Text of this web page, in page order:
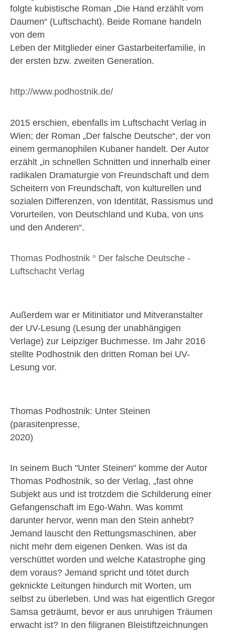
folgte kubistische Roman „Die Hand erzählt vom
Daumen“ (Luftschacht). Beide Romane handeln
von dem
Leben der Mitglieder einer Gastarbeiterfamilie, in
der ersten bzw. zweiten Generation.
http://www.podhostnik.de/
2015 erschien, ebenfalls im Luftschacht Verlag in
Wien; der Roman „Der falsche Deutsche“, der von
einem germanophilen Kubaner handelt. Der Autor
erzählt „in schnellen Schnitten und innerhalb einer
radikalen Dramaturgie von Freundschaft und dem
Scheitern von Freundschaft, von kulturellen und
sozialen Differenzen, von Identität, Rassismus und
Vorurteilen, von Deutschland und Kuba, von uns
und den Anderen“.
Thomas Podhostnik ° Der falsche Deutsche -
Luftschacht Verlag
Außerdem war er Mitinitiator und Mitveranstalter
der UV-Lesung (Lesung der unabhängigen
Verlage) zur Leipziger Buchmesse. Im Jahr 2016
stellte Podhostnik den dritten Roman bei UV-
Lesung vor.
Thomas Podhostnik: Unter Steinen
(parasitenpresse,
2020)
In seinem Buch "Unter Steinen" komme der Autor
Thomas Podhostnik, so der Verlag, „fast ohne
Subjekt aus und ist trotzdem die Schilderung einer
Gefangenschaft im Ego-Wahn. Was kommt
darunter hervor, wenn man den Stein anhebt?
Jemand lauscht den Rettungsmaschinen, aber
nicht mehr dem eigenen Denken. Was ist da
verschüttet worden und welche Katastrophe ging
dem voraus? Jemand spricht und tötet durch
geknickte Leitungen hindurch mit Worten, um
selbst zu überleben. Und was hat eigentlich Gregor
Samsa geträumt, bevor er aus unruhigen Träumen
erwacht ist? In den filigranen Bleistiftzeichnungen